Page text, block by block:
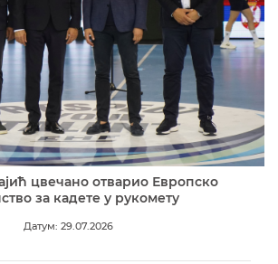
цвечано отварио Европско
за кадете у рукомету
Датум: 29.07.2026